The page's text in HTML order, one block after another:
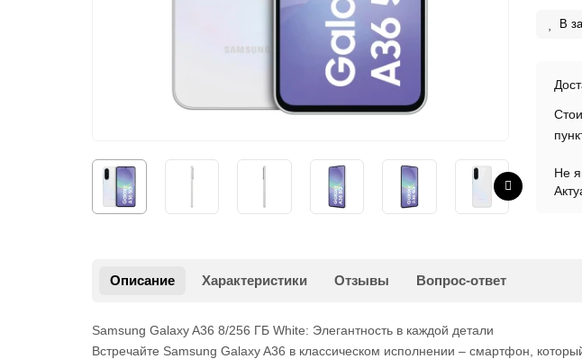
В
Не
Описание Характеристики Отзывы Вопрос-ответ
Samsung Galaxy A36 8/256 ГБ White: Элегантность в каждой детали
Встречайте Samsung Galaxy A36 в классическом исполнении – смартфон,